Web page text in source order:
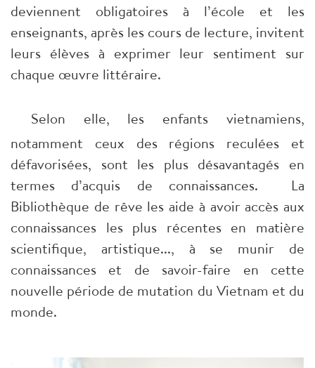
deviennent obligatoires à l’école et les
enseignants, après les cours de lecture, invitent
leurs élèves à exprimer leur sentiment sur
chaque œuvre littéraire.
Selon elle, les enfants vietnamiens,
notamment ceux des régions reculées et
défavorisées, sont les plus désavantagés en
termes d’acquis de connaissances. La
Bibliothèque de rêve les aide à avoir accès aux
connaissances les plus récentes en matière
scientifique, artistique..., à se munir de
connaissances et de savoir-faire en cette
nouvelle période de mutation du Vietnam et du
monde.